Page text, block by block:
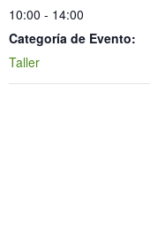
10:00 - 14:00
Categoría de Evento:
Taller